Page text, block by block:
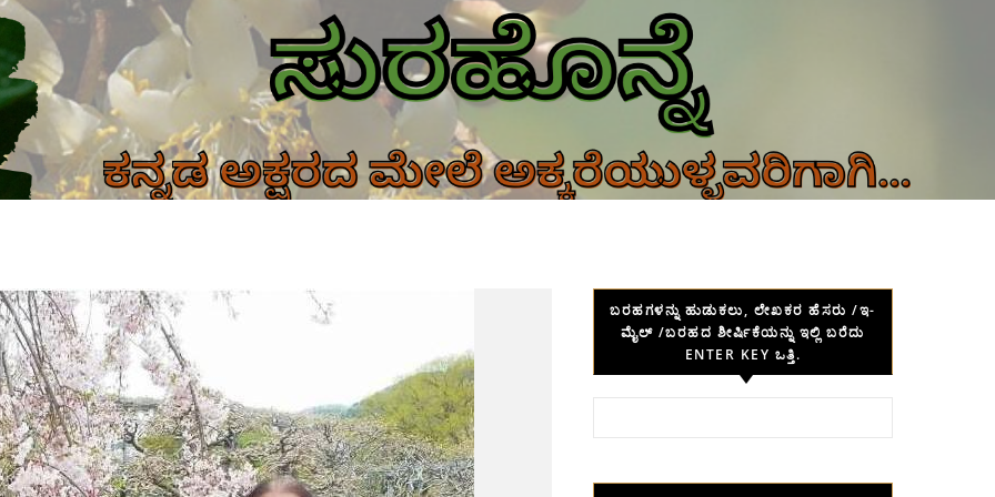
ಬರಹಗಳನ್ನು ಹುಡುಕಲು, ಲೇಖಕರ ಹೆಸರು /ಇ-
ಮೈಲ್ /ಬರಹದ ಶೀರ್ಷಿಕೆಯನ್ನು ಇಲ್ಲಿ ಬರೆದು
ENTER KEY ಒತ್ತಿ.